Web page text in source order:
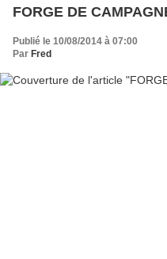
FORGE DE
Publié le 10/08/2014 à 07:00
Par Fred